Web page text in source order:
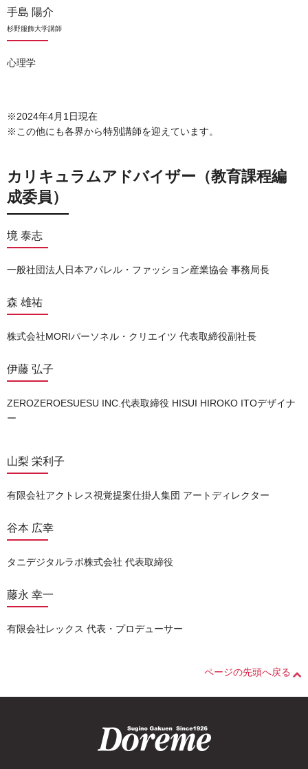
手島 陽介
杉野服飾大学講師
心理学
※2024年4月1日現在
※この他にも各界から特別講師を迎えています。
カリキュラムアドバイザー（教育課程編
成委員）
境 泰志
一般社団法人日本アパレル・ファッション産業協会 事務局長
森 雄祐
株式会社MORIパーソネル・クリエイツ 代表取締役副社長
伊藤 弘子
ZEROZEROESUESU INC.代表取締役 HISUI HIROKO ITOデザイナ
ー
山梨 栄利子
有限会社アクトレス視覚提案仕掛人集団 アートディレクター
谷本 広幸
タニデジタルラボ株式会社 代表取締役
藤永 幸一
有限会社レックス 代表・プロデューサー
ページの先頭へ戻る